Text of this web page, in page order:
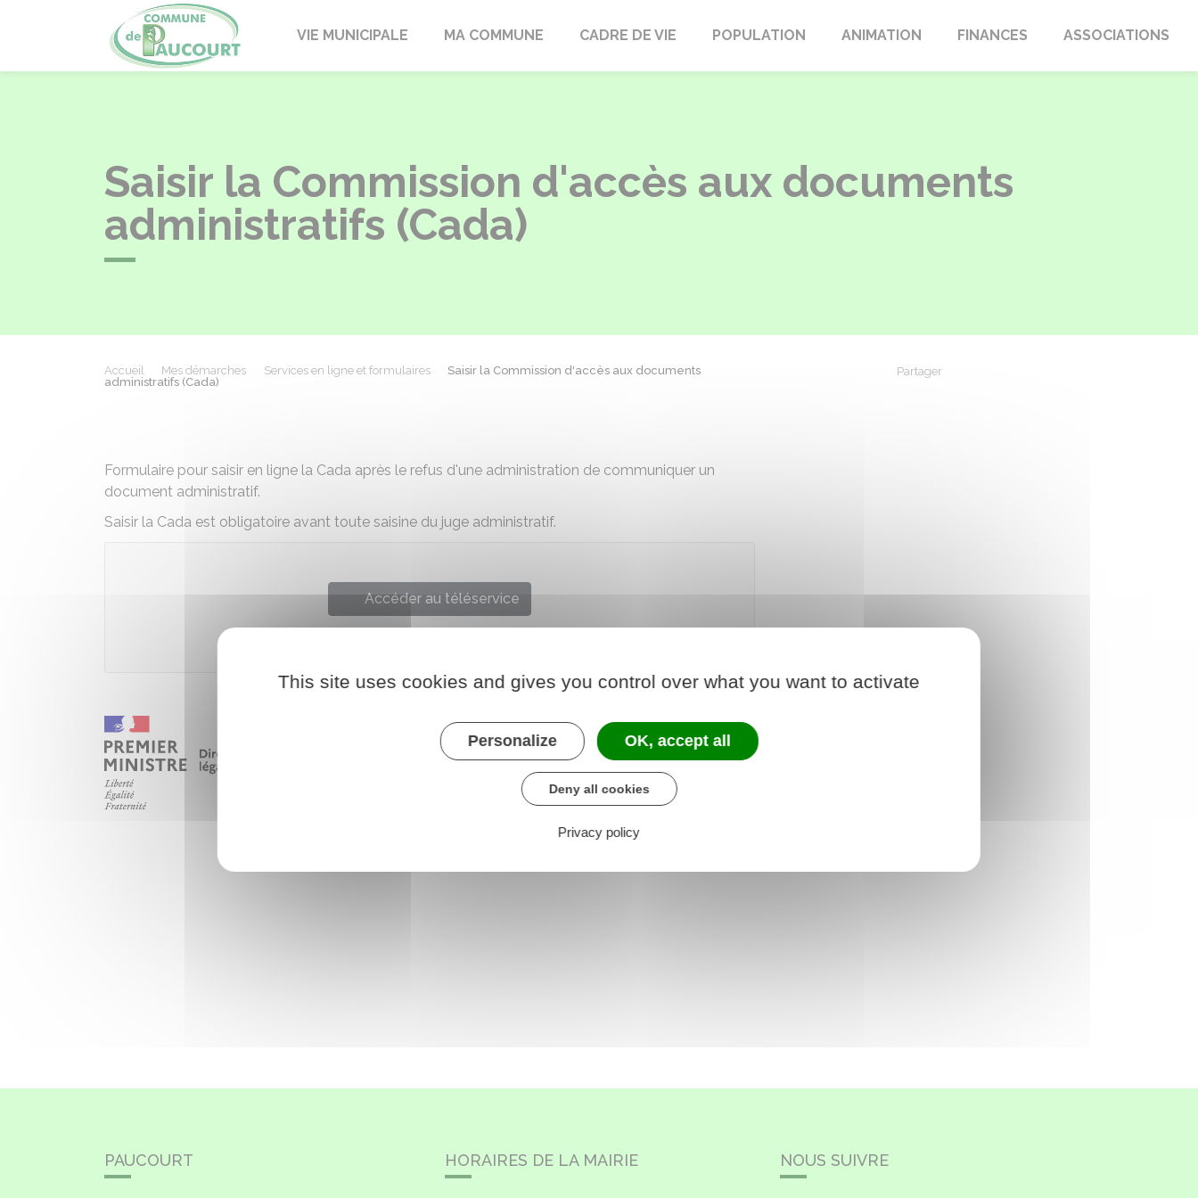
PaucourtVIE MUNICIPALE MA COMMUNE CADRE DE VIE POPULATION ANIMATION FINANCES ASSOCIATIONS
Saisir la Commission d'accès aux documents
administratifs (Cada)
Accueil Mes démarches Services en ligne et formulaires
Saisir la Commission d'accès aux documents
administratifs (Cada)
Partager
Formulaire pour saisir en ligne la Cada après le refus d'une administration de communiquer un
document administratif.
Saisir la Cada est obligatoire avant toute saisine du juge administratif.
Accéder au téléservice
PAUCOURT HORAIRES DE LA MAIRIE NOUS SUIVRE
This site uses cookies and gives you control over what you want to activate
Personalize OK, accept all
Deny all cookies
Privacy policy